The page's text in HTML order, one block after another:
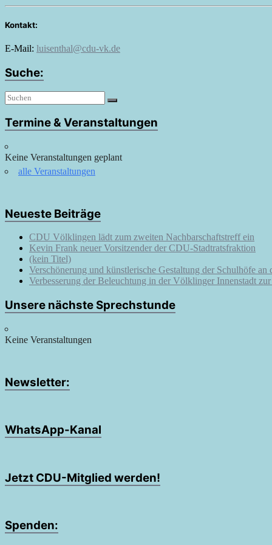
Kontakt:
E-Mail: luisenthal@cdu-vk.de
Suche:
Termine & Veranstaltungen
Keine Veranstaltungen geplant
alle Veranstaltungen
Neueste Beiträge
CDU Völklingen lädt zum zweiten Nachbarschaftstreff ein
Kevin Frank neuer Vorsitzender der CDU-Stadtratsfraktion
(kein Titel)
Verschönerung und künstlerische Gestaltung der Schulhöfe
Verbesserung der Beleuchtung in der Völklinger Innenstadt
Unsere nächste Sprechstunde
Keine Veranstaltungen
Newsletter:
WhatsApp-Kanal
Jetzt CDU-Mitglied werden!
Spenden: